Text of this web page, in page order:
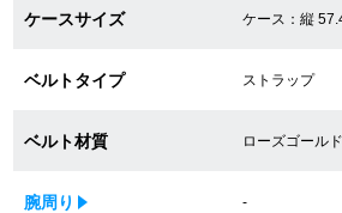
ケースサイズ ケース：縦
ベルトタイプ ストラップ
ベルト材質 ローズゴール
腕周り -